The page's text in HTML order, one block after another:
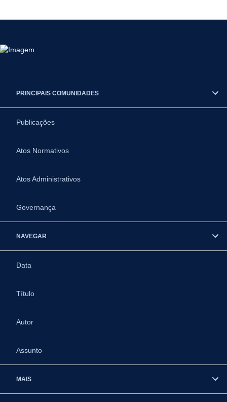
PRINCIPAIS COMUNIDADES
Publicações
Atos Normativos
Atos Administrativos
Governança
NAVEGAR
Data
Título
Autor
Assunto
MAIS